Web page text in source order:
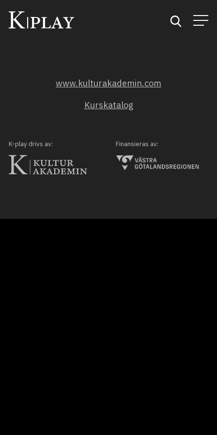
Kategorier
Mina favoriter
www.kulturakademin.com
Kurskatalog
K-play drivs av: Finansieras av: